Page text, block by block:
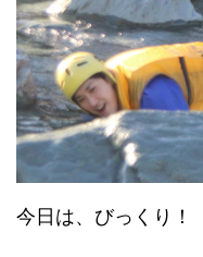
今日は、びっくり！